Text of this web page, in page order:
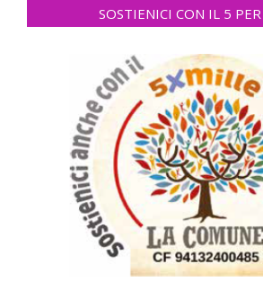
SOSTIENICI CON IL 5